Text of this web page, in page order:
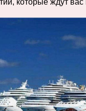
которые ждут